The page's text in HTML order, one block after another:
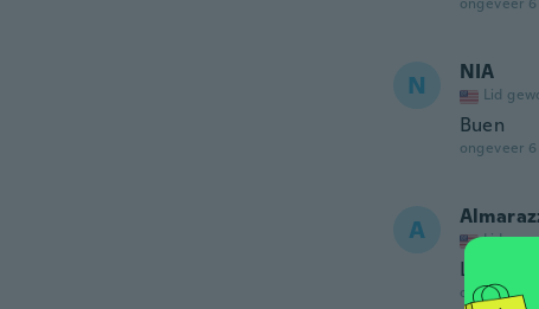
N NIA
Lid
Buen
ongeveer
A Lid
Llego
ongeveer 6